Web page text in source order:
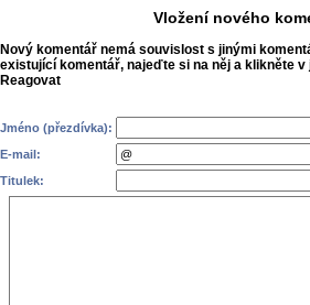
Vložení nového
Nový komentář nemá souvislost s jinými
existující komentář, najeďte si na něj a klikněte v
Reagovat
Jméno (přezdívka):
E-mail:
Titulek: